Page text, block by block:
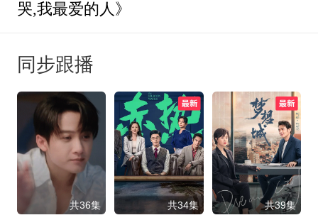
哭,我最爱的人》
同步跟播
共36集 共34集 共39集